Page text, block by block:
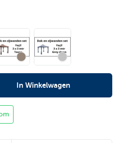
In Winkelwagen